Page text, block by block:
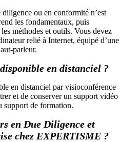
ou en conformité n’est
les fondamentaux, puis
méthodes et outils. Vous devez
relié à Internet, équipé d’une
parleur.
en distanciel ?
en distanciel par visioconférence
et de conserver un support vidéo
support de formation.
en Due Diligence et
chez EXPERTISME ?